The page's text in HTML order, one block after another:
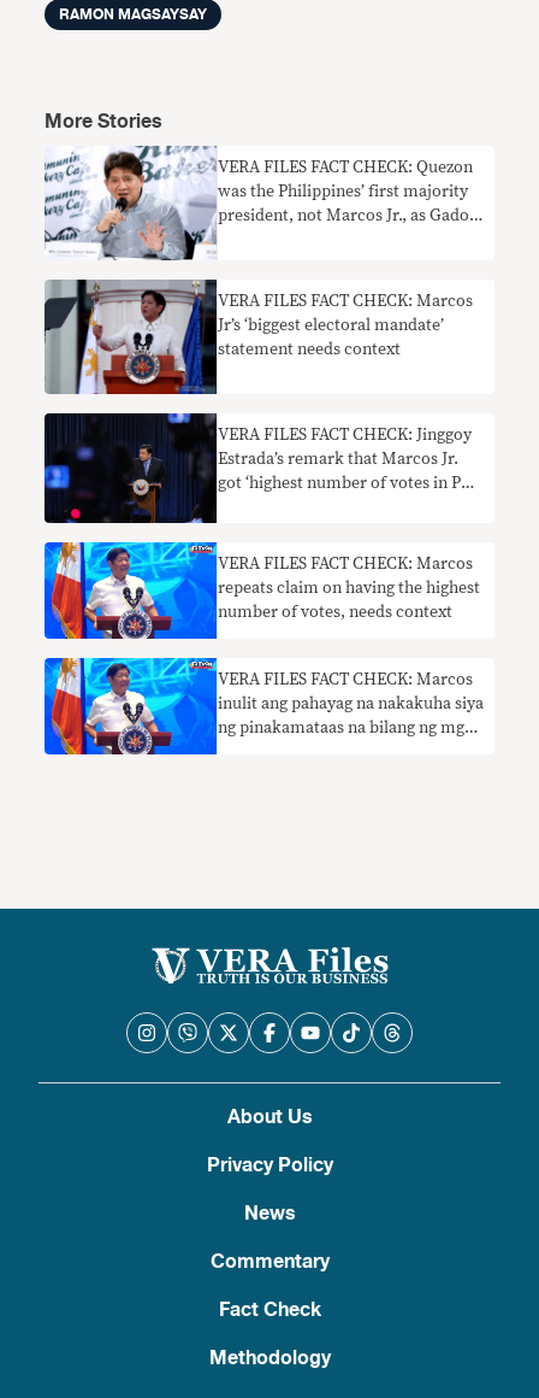
RAMON MAGSAYSAY
More Stories
VERA FILES FACT CHECK: Quezon
was the Philippines’ first majority
president, not Marcos Jr., as Gadon
VERA FILES FACT CHECK: Marcos
Jr’s ‘biggest electoral mandate’
statement needs context
VERA FILES FACT CHECK: Jinggoy
Estrada’s remark that Marcos Jr.
got ‘highest number of votes in PH
VERA FILES FACT CHECK: Marcos
repeats claim on having the highest
number of votes, needs context
VERA FILES FACT CHECK: Marcos
inulit ang pahayag na nakakuha siya
ng pinakamataas na bilang ng mga
About Us
Privacy Policy
News
Commentary
Fact Check
Methodology